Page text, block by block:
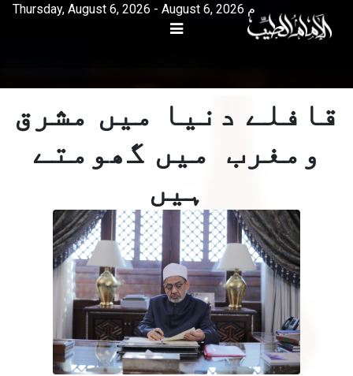
Thursday, August 6, 2026 - August 6, 2026 م
قافلے دنیا میں مشرق
ومغرب میں گھومتے
ہیں